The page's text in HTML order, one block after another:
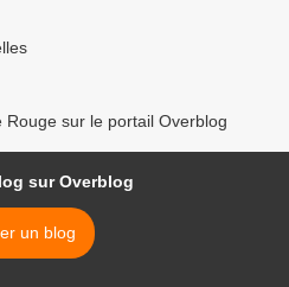
sur le portail Overblog
sur Overblog
un blog